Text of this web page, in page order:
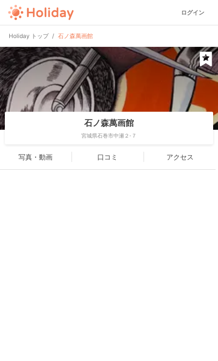
ログイン
Holiday トップ 石ノ森萬画館
石ノ森萬画館
宮城県石巻市中瀬２-７
写真・動画 口コミ アクセス